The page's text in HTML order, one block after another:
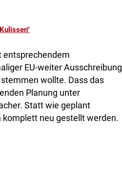
entsprechendem
EU-weiter Ausschreibung
wollte. Dass das
Planung unter
Statt wie geplant
komplett neu gestellt werden.